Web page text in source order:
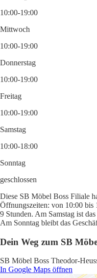
10:00-19:00
Mittwoch
10:00-19:00
Donnerstag
10:00-19:00
Freitag
10:00-19:00
Samstag
10:00-18:00
Sonntag
geschlossen
Diese SB Möbel Boss Filiale
Öffnungszeiten: von 10:00 bis
9 Stunden. Am Samstag ist
Am Sonntag bleibt das
Dein Weg zum SB
SB Möbel Boss Theodor-
In Google Maps öffnen